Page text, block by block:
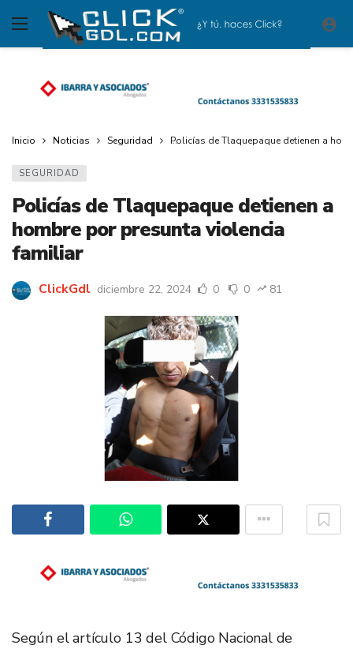
Inicio Noticias Seguridad Policías de Tlaquepaque detienen a
SEGURIDAD
Policías de Tlaquepaque detienen a
hombre por presunta violencia
familiar
ClickGdl diciembre 22, 2024 0 0 81
Según el artículo 13 del Código Nacional de